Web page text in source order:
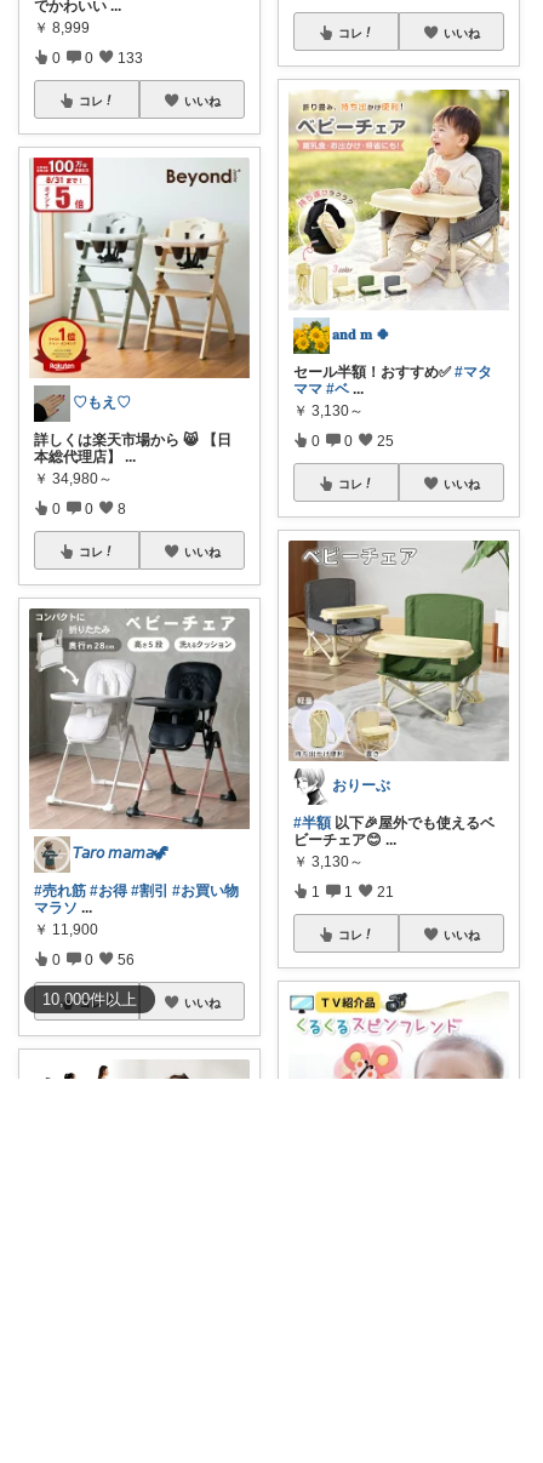
10,000件以上
でかわいい ...
￥ 8,999
0 0 133
コレ いいね
♡もえ♡
詳しくは楽天市場から 😸 【日
本総代理店】
...
￥ 34,980～
0 0 8
コレ いいね
𝘛𝘢𝘳𝘰 𝘮𝘢𝘮𝘢🦖
#売れ筋 #お得 #割引 #お買い物
マラソ ...
￥ 11,900
0 0 56
コレ いいね
コレ いいね
𝐚𝐧𝐝 𝐦 🍀
セール半額！おすすめ✅#マタ
ママ #ベ ...
￥ 3,130～
0 0 25
コレ いいね
おりーぶ
#半額 以下🎉屋外でも使えるベ
ビーチェア😊 ...
￥ 3,130～
1 1 21
コレ いいね